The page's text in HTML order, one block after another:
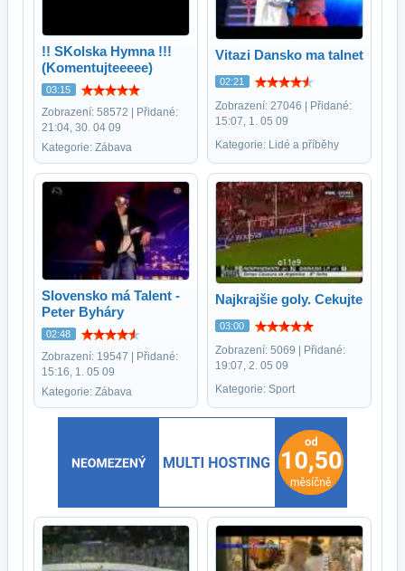
!! SKolska Hymna !!!
(Komentujteeeee)
03:15
Zobrazení: 58572 | Přidané:
21:04, 30. 04 09
Kategorie: Zábava
Vitazi Dansko ma talnet
02:21
Zobrazení: 27046 | Přidané:
15:07, 1. 05 09
Kategorie: Lidé a příběhy
Slovensko má Talent -
Peter Byháry
02:48
Zobrazení: 19547 | Přidané:
15:16, 1. 05 09
Kategorie: Zábava
Najkrajšie goly. Cekujte
03:00
Zobrazení: 5069 | Přidané:
19:07, 2. 05 09
Kategorie: Sport